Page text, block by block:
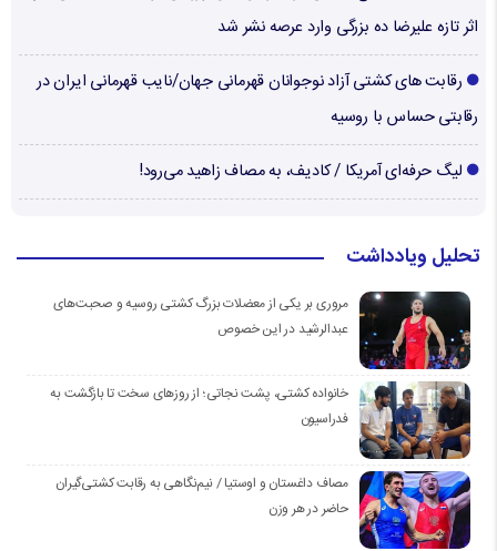
اثر تازه علیرضا ده بزرگی وارد عرصه نشر شد
رقابت های کشتی آزاد نوجوانان قهرمانی جهان/نایب قهرمانی ایران در
رقابتی حساس با روسیه
لیگ حرفه‌ای آمریکا / کادیف، به مصاف زاهید می‌رود!
تحلیل ویادداشت
مروری بر یکی از معضلات بزرگ کشتی روسیه و صحبت‌های
عبدالرشید در این خصوص
خانواده کشتی، پشت نجاتی؛ از روزهای سخت تا بازگشت به
فدراسیون
مصاف داغستان و اوستیا / نیم‌نگاهی به رقابت کشتی‌گیران
حاضر در هر وزن